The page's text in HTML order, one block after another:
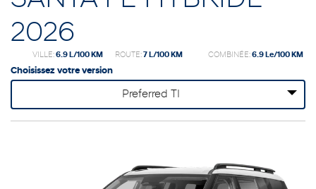
2026
VILLE:6.9 L/100 KM ROUTE: 7 L/100 KM COMBINÉE:6.9 Le/100 KM
Choisissez votre version
Preferred TI